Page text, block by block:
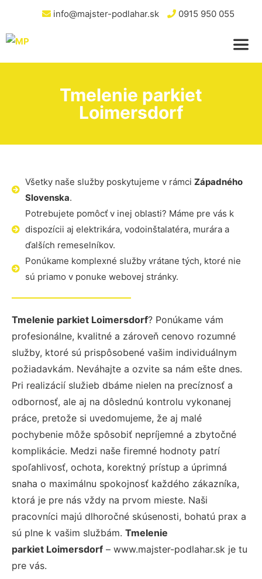
info@majster-podlahar.sk 0915 950 055
Tmelenie parkiet
Loimersdorf
Všetky naše služby poskytujeme v rámci Západného
Slovenska.
Potrebujete pomôcť v inej oblasti? Máme pre vás k
dispozícii aj elektrikára, vodoinštalatéra, murára a
ďalších remeselníkov.
Ponúkame komplexné služby vrátane tých, ktoré nie
sú priamo v ponuke webovej stránky.
Tmelenie parkiet Loimersdorf? Ponúkame vám
profesionálne, kvalitné a zároveň cenovo rozumné
služby, ktoré sú prispôsobené vašim individuálnym
požiadavkám. Neváhajte a ozvite sa nám ešte dnes.
Pri realizácií služieb dbáme nielen na precíznosť a
odbornosť, ale aj na dôslednú kontrolu vykonanej
práce, pretože si uvedomujeme, že aj malé
pochybenie môže spôsobiť nepríjemné a zbytočné
komplikácie. Medzi naše firemné hodnoty patrí
spoľahlivosť, ochota, korektný prístup a úprimná
snaha o maximálnu spokojnosť každého zákazníka,
ktorá je pre nás vždy na prvom mieste. Naši
pracovníci majú dlhoročné skúsenosti, bohatú prax a
sú plne k vašim službám. Tmelenie
parkiet Loimersdorf – www.majster-podlahar.sk je tu
pre vás.